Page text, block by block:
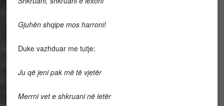
Gjuhën shqipe mos harroni!
Duke vazhduar me tutje:
Ju që jeni pak më të vjetër
Merrni vet e shkruani në letër